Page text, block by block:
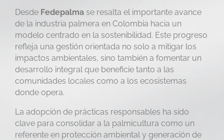
Desde Fedepalma se resalta el importante avance
de la industria palmera en Colombia hacia un
modelo centrado en la sostenibilidad. Este progreso
refleja una gestión orientada no solo a mitigar los
impactos ambientales, sino también a fomentar un
desarrollo integral que beneficie tanto a las
comunidades locales como a los ecosistemas
donde opera.
La adopción de prácticas responsables ha sido
clave para consolidar a la palmicultura como un
referente en protección ambiental y generación de